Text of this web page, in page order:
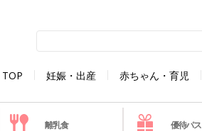
TOP 妊娠・出産 赤ちゃん・育児
離乳食 優待パス